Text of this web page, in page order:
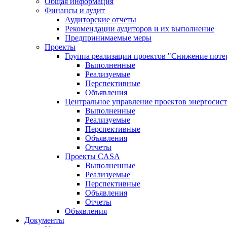
Финансы и аудит
Аудиторские отчеты
Рекомендации аудиторов и их выполнение
Предпринимаемые меры
Проекты
Группа реализации проектов "Снижение
Выполненные
Реализуемые
Перспективные
Объявления
Центральное управление проектов
Выполненные
Реализуемые
Перспективные
Объявления
Отчеты
Проекты CASA
Выполненные
Реализуемые
Перспективные
Объявления
Отчеты
Объявления
Документы